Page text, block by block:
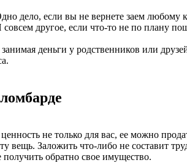
дело, если вы не вернете заем
другое, если что-то не по плану
деньги у родственников или
ценность не только для вас, ее можно
Заложить что-либо не составит
обратно свое имущество.